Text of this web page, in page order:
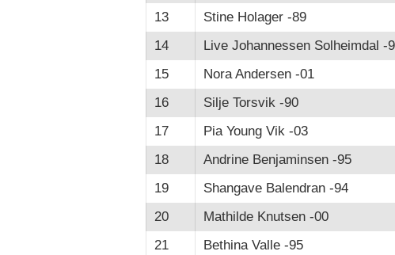
13
Stine Holager -89
14
Live Johannessen Solheimdal -
15
Nora Andersen -01
16
Silje Torsvik -90
17
Pia Young Vik -03
18
Andrine Benjaminsen -95
19
Shangave Balendran -94
20
Mathilde Knutsen -00
21
Bethina Valle -95